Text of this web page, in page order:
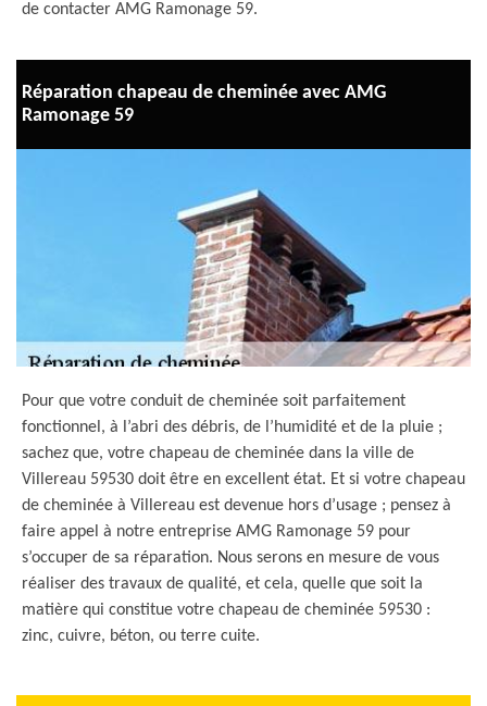
de contacter AMG Ramonage 59.
Réparation chapeau de cheminée avec AMG
Ramonage 59
Pour que votre conduit de cheminée soit parfaitement
fonctionnel, à l’abri des débris, de l’humidité et de la pluie ;
sachez que, votre chapeau de cheminée dans la ville de
Villereau 59530 doit être en excellent état. Et si votre chapeau
de cheminée à Villereau est devenue hors d’usage ; pensez à
faire appel à notre entreprise AMG Ramonage 59 pour
s’occuper de sa réparation. Nous serons en mesure de vous
réaliser des travaux de qualité, et cela, quelle que soit la
matière qui constitue votre chapeau de cheminée 59530 :
zinc, cuivre, béton, ou terre cuite.